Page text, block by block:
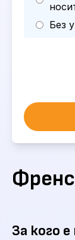
За кого
Без